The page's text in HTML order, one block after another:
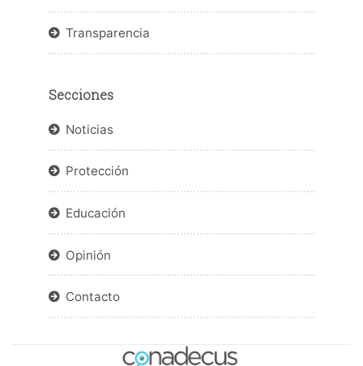
Transparencia
Secciones
Noticias
Protección
Educación
Opinión
Contacto